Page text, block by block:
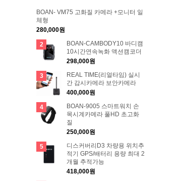
BOAN- VM75 고화질 카메라 +모니터 일
체형
280,000원
2
BOAN-CAMBODY10 바디캠
10시간연속녹화 액션캠코더
298,000원
3
REAL TIME(리얼타임) 실시
간 감시카메라 보안카메라
400,000원
4
BOAN-9005 스마트워치 손
목시계카메라 풀HD 초고화
질
250,000원
5
디스커버리D3 차량용 위치추
적기 GPS/배터리 용량 최대 2
개월 추적가능
418,000원